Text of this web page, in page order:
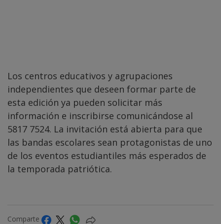
Los centros educativos y agrupaciones
independientes que deseen formar parte de
esta edición ya pueden solicitar más
información e inscribirse comunicándose al
5817 7524. La invitación está abierta para que
las bandas escolares sean protagonistas de uno
de los eventos estudiantiles más esperados de
la temporada patriótica.
Comparte